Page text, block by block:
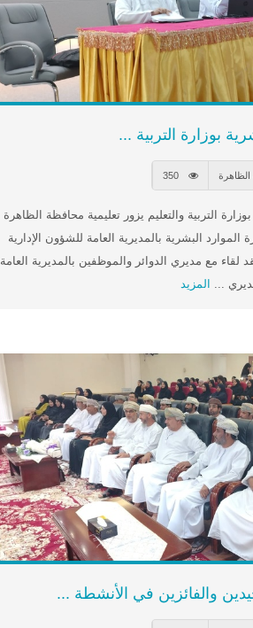
بوزارة التربية ...
الظاهرة
التربية والتعليم يزور تعليمية محافظة الظاهرة
البشرية بالمديرية العامة للشؤون الإدارية
لقاء مع مديري الدوائر والموظفين بالمديرية العامة
... المزيد
والفائزين في الأنشطة ...